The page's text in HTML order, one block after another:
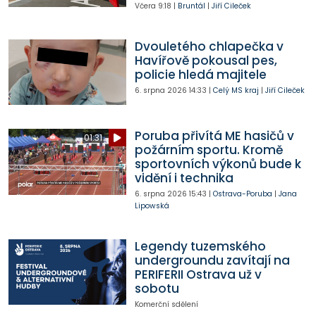
Včera 9:18 | Bruntál | Jiří Cileček
Dvouletého chlapečka v
Havířově pokousal pes,
policie hledá majitele
6. srpna 2026 14:33 | Celý MS kraj | Jiří Cileček
01:31
Poruba přivítá ME hasičů v
požárním sportu. Kromě
sportovních výkonů bude k
vidění i technika
6. srpna 2026 15:43 | Ostrava-Poruba | Jana
Lipowská
Legendy tuzemského
undergroundu zavítají na
PERIFERII Ostrava už v
sobotu
Komerční sdělení